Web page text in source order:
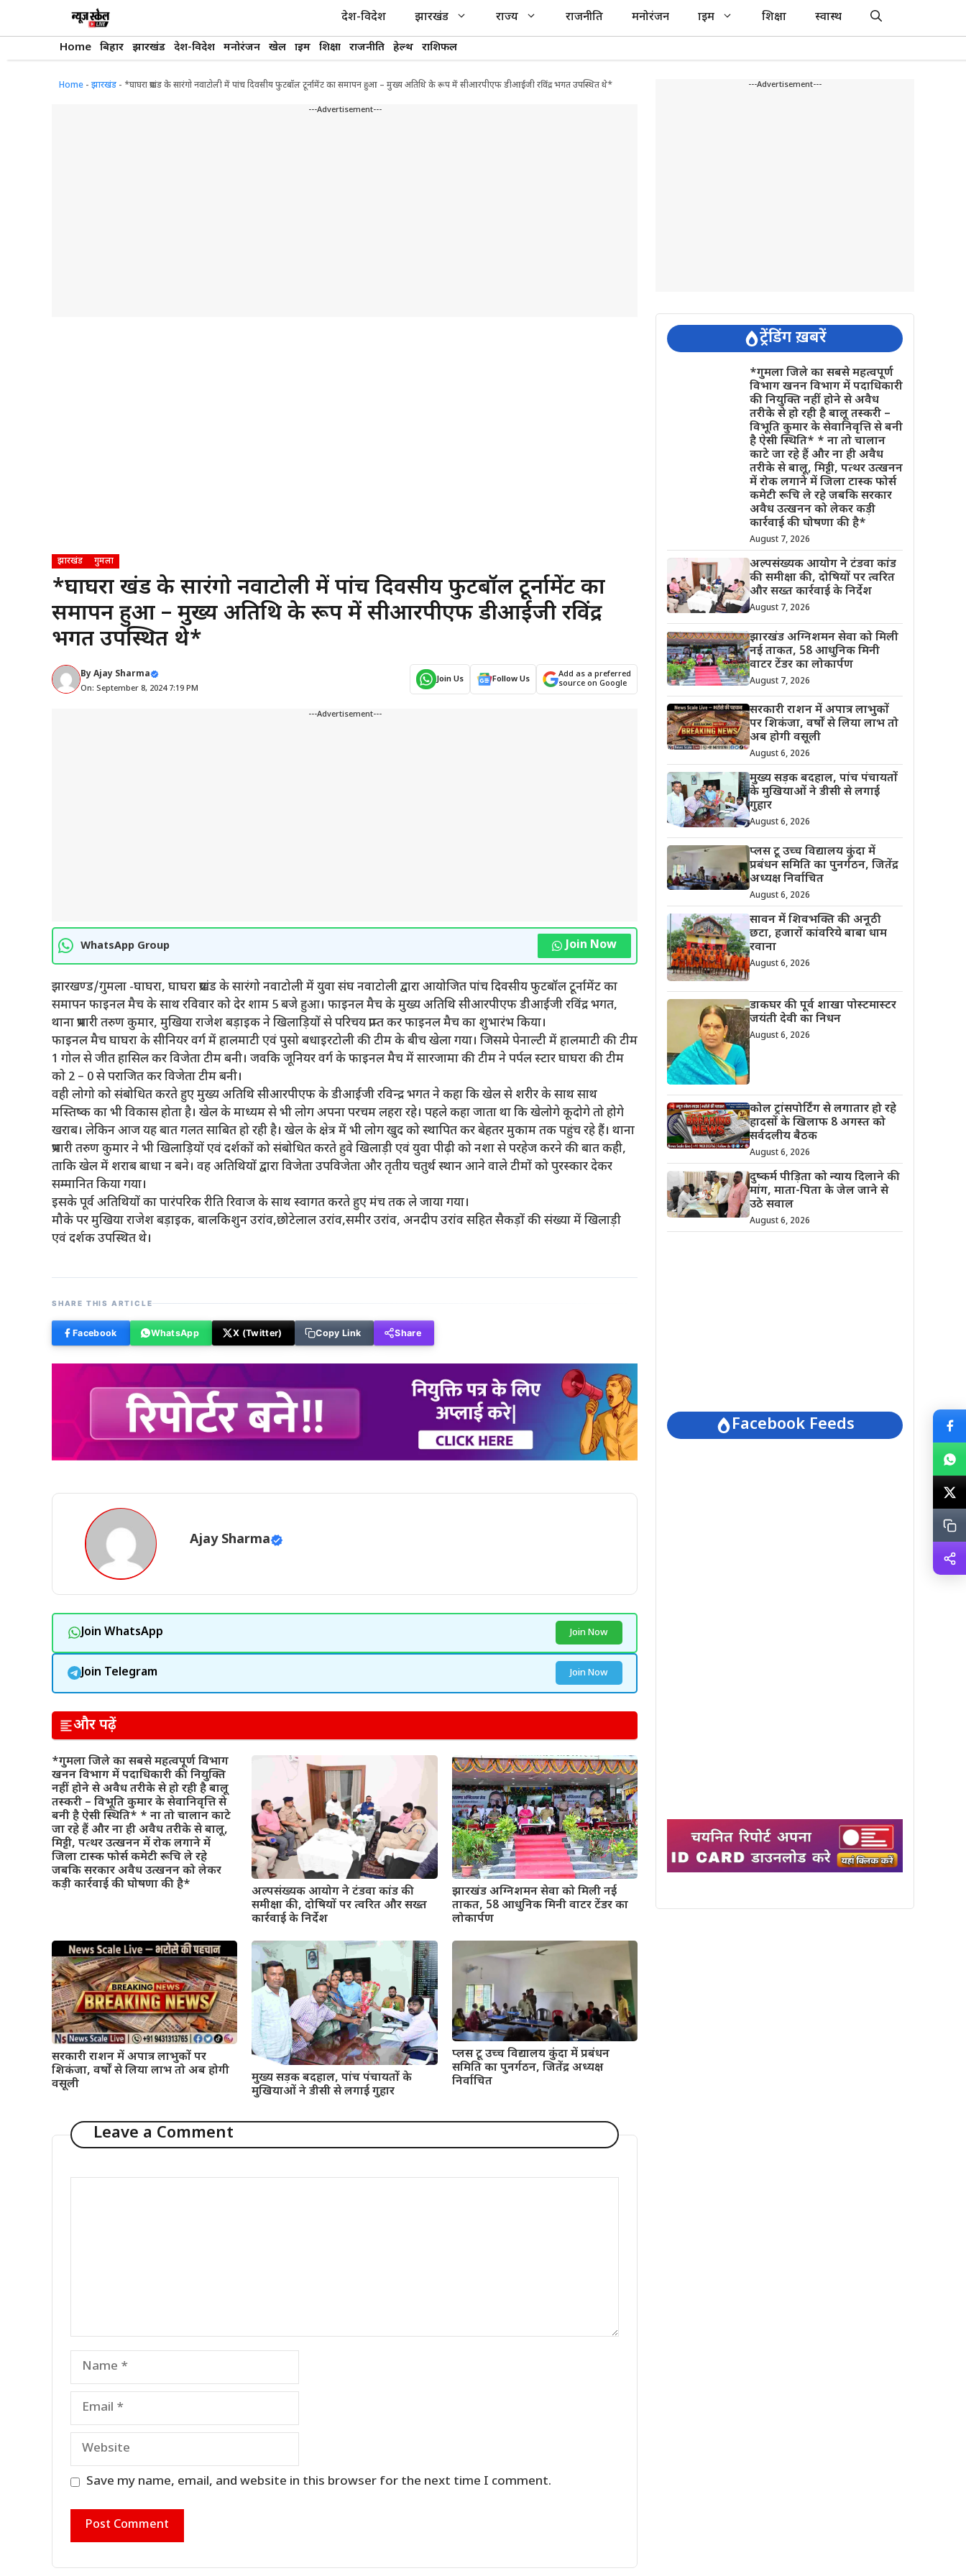
देश-विदेश झारखंड राज्य राजनीति मनोरंजन क्राइम शिक्षा स्वास्थ
Home बिहार झारखंड देश-विदेश मनोरंजन खेल क्राइम शिक्षा राजनीति हेल्थ राशिफल
Home - झारखंड - *घाघरा प्रखंड के सारंगो नवाटोली में पांच दिवसीय फुटबॉल टूर्नामेंट का समापन हुआ – मुख्य अतिथि के रूप में सीआरपीएफ डीआईजी रविंद्र भगत उपस्थित थे*
---Advertisement---
झारखंड गुमला
*घाघरा प्रखंड के सारंगो नवाटोली में पांच दिवसीय फुटबॉल टूर्नामेंट का
समापन हुआ – मुख्य अतिथि के रूप में सीआरपीएफ डीआईजी रविंद्र
भगत उपस्थित थे*
ByAjay Sharma
On: September 8, 2024 7:19 PM
Join Us Follow Us
Add as a preferred
source on Google
---Advertisement---
WhatsApp Group Join Now
झारखण्ड/गुमला -घाघरा, घाघरा प्रखंड के सारंगो नवाटोली में युवा संघ नवाटोली द्वारा आयोजित पांच दिवसीय फुटबॉल टूर्नामेंट का
समापन फाइनल मैच के साथ रविवार को देर शाम 5 बजे हुआ। फाइनल मैच के मुख्य अतिथि सीआरपीएफ डीआईजी रविंद्र भगत,
थाना प्रभारी तरुण कुमार, मुखिया राजेश बड़ाइक ने खिलाड़ियों से परिचय प्राप्त कर फाइनल मैच का शुभारंभ किया।
फाइनल मैच घाघरा के सीनियर वर्ग में हालमाटी एवं पुसो बधाइरटोली की टीम के बीच खेला गया। जिसमे पेनाल्टी में हालमाटी की टीम
1 गोल से जीत हासिल कर विजेता टीम बनी। जवकि जूनियर वर्ग के फाइनल मैच में सारजामा की टीम ने पर्पल स्टार घाघरा की टीम
को 2 – 0 से पराजित कर विजेता टीम बनी।
वही लोगो को संबोधित करते हुए मुख्य अतिथि सीआरपीएफ के डीआईजी रविन्द्र भगत ने कहा कि खेल से शरीर के साथ साथ
मस्तिष्क का भी विकास होता है। खेल के माध्यम से भी लोग अपना परचम लहरा रहे। पहले कहा जाता था कि खेलोगे कूदोगे तो होगे
खराब। लेकिन आज यह बात गलत साबित हो रही है। खेल के क्षेत्र में भी लोग खुद को स्थापित कर बेहतर मुकाम तक पहुंच रहे हैं। थाना
प्रभारी तरुण कुमार ने भी खिलाड़ियों एवं दर्शकों को संबोधित करते हुवे खिलाड़ी एवं युवा पीढ़ी को नशा से परहेज करने की बात कही,
ताकि खेल में शराब बाधा न बने। वह अतिथियों द्वारा विजेता उपविजेता और तृतीय चतुर्थ स्थान आने वाले टीमों को पुरस्कार देकर
सम्मानित किया गया।
इसके पूर्व अतिथियों का पारंपरिक रीति रिवाज के साथ स्वागत करते हुए मंच तक ले जाया गया।
मौके पर मुखिया राजेश बड़ाइक, बालकिशुन उरांव,छोटेलाल उरांव,समीर उरांव, अनदीप उरांव सहित सैकड़ों की संख्या में खिलाड़ी
एवं दर्शक उपस्थित थे।
SHARE THIS ARTICLE
Facebook WhatsApp X (Twitter) Copy Link Share
Ajay Sharma
Join WhatsApp Join Now
Join Telegram Join Now
और पढ़ें
*गुमला जिले का सबसे महत्वपूर्ण विभाग
खनन विभाग में पदाधिकारी की नियुक्ति
नहीं होने से अवैध तरीके से हो रही है बालू
तस्करी – विभूति कुमार के सेवानिवृत्ति से
बनी है ऐसी स्थिति* * ना तो चालान काटे
जा रहे हैं और ना ही अवैध तरीके से बालू,
मिट्टी, पत्थर उत्खनन में रोक लगाने में
जिला टास्क फोर्स कमेटी रूचि ले रहे
जबकि सरकार अवैध उत्खनन को लेकर
कड़ी कार्रवाई की घोषणा की है*
अल्पसंख्यक आयोग ने टंडवा कांड की
समीक्षा की, दोषियों पर त्वरित और सख्त
कार्रवाई के निर्देश
झारखंड अग्निशमन सेवा को मिली नई
ताकत, 58 आधुनिक मिनी वाटर टेंडर का
लोकार्पण
सरकारी राशन में अपात्र लाभुकों पर
शिकंजा, वर्षों से लिया लाभ तो अब होगी
वसूली
मुख्य सड़क बदहाल, पांच पंचायतों के
मुखियाओं ने डीसी से लगाई गुहार
प्लस टू उच्च विद्यालय कुंदा में प्रबंधन
समिति का पुनर्गठन, जितेंद्र अध्यक्ष
निर्वाचित
Leave a Comment
Name
Email
Website
Save my name, email, and website in this browser for the next time I comment.
---Advertisement---
ट्रेंडिंग ख़बरें
*गुमला जिले का सबसे महत्वपूर्ण
विभाग खनन विभाग में पदाधिकारी
की नियुक्ति नहीं होने से अवैध
तरीके से हो रही है बालू तस्करी –
विभूति कुमार के सेवानिवृत्ति से बनी
है ऐसी स्थिति* * ना तो चालान
काटे जा रहे हैं और ना ही अवैध
तरीके से बालू, मिट्टी, पत्थर उत्खनन
में रोक लगाने में जिला टास्क फोर्स
कमेटी रूचि ले रहे जबकि सरकार
अवैध उत्खनन को लेकर कड़ी
कार्रवाई की घोषणा की है*
August 7, 2026
अल्पसंख्यक आयोग ने टंडवा कांड
की समीक्षा की, दोषियों पर त्वरित
और सख्त कार्रवाई के निर्देश
August 7, 2026
झारखंड अग्निशमन सेवा को मिली
नई ताकत, 58 आधुनिक मिनी
वाटर टेंडर का लोकार्पण
August 7, 2026
सरकारी राशन में अपात्र लाभुकों
पर शिकंजा, वर्षों से लिया लाभ तो
अब होगी वसूली
August 6, 2026
मुख्य सड़क बदहाल, पांच पंचायतों
के मुखियाओं ने डीसी से लगाई
गुहार
August 6, 2026
प्लस टू उच्च विद्यालय कुंदा में
प्रबंधन समिति का पुनर्गठन, जितेंद्र
अध्यक्ष निर्वाचित
August 6, 2026
सावन में शिवभक्ति की अनूठी
छटा, हजारों कांवरिये बाबा धाम
रवाना
August 6, 2026
डाकघर की पूर्व शाखा पोस्टमास्टर
जयंती देवी का निधन
August 6, 2026
कोल ट्रांसपोर्टिंग से लगातार हो रहे
हादसों के खिलाफ 8 अगस्त को
सर्वदलीय बैठक
August 6, 2026
दुष्कर्म पीड़िता को न्याय दिलाने की
मांग, माता-पिता के जेल जाने से
उठे सवाल
August 6, 2026
Facebook Feeds